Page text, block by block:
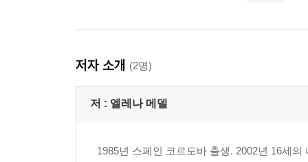
저자 소개 (2명)
저 : 엘레나 메델
1985년 스페인 코르도바 출생. 2002년 16세